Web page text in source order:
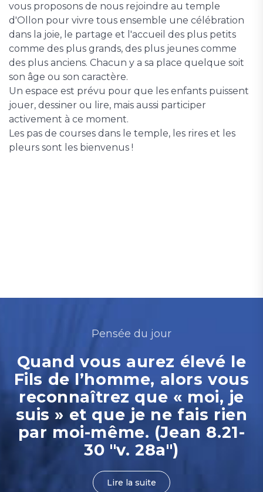
vous proposons de nous rejoindre au temple
d'Ollon pour vivre tous ensemble une célébration
dans la joie, le partage et l'accueil des plus petits
comme des plus grands, des plus jeunes comme
des plus anciens. Chacun y a sa place quelque soit
son âge ou son caractère.
Un espace est prévu pour que les enfants puissent
jouer, dessiner ou lire, mais aussi participer
activement à ce moment.
Les pas de courses dans le temple, les rires et les
pleurs sont les bienvenus !
Pensée du jour
Quand vous aurez élevé le
Fils de l’homme, alors vous
reconnaîtrez que « moi, je
suis » et que je ne fais rien
par moi-même. (Jean 8.21-
30 "v. 28a")
Lire la suite